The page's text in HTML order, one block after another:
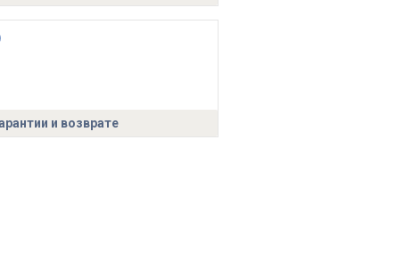
и возврате